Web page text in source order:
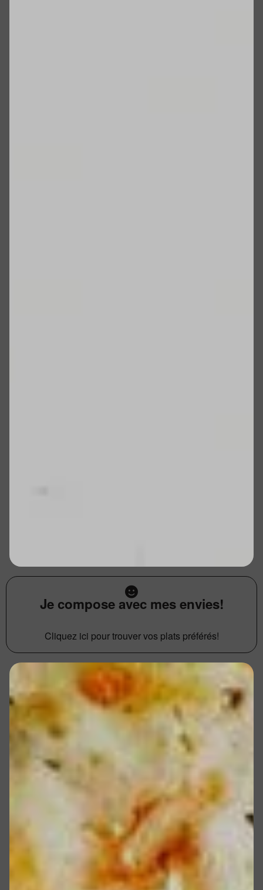
Je compose avec mes envies!
Cliquez ici pour trouver vos plats préférés!